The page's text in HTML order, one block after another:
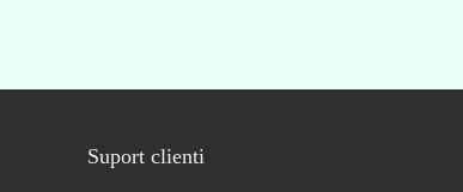
Suport clienti